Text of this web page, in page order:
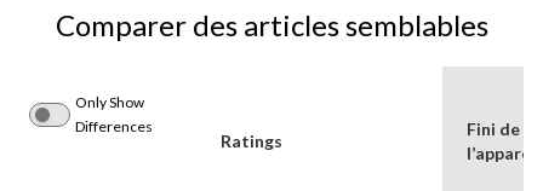
Comparer des articles semblables
Only Show
Differences
Ratings
Fini de
l’appareil